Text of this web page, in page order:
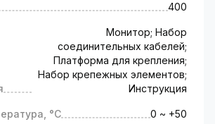
сигнала (аналоговый или
размеры и диагональ экрана.
возможности
носителей для
400
Монитор; Набор
соединительных кабелей;
Платформа для крепления;
Набор крепежных элементов;
Инструкция
°C 0 ~ +50